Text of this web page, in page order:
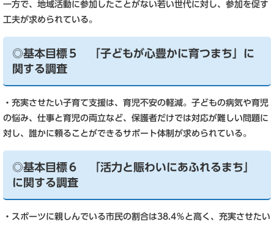
一方で、地域活動に参加したことがない若い世代に対し、参加を促す
工夫が求められている。
◎基本目標５ 「子どもが心豊かに育つまち」に
関する調査
・充実させたい子育て支援は、育児不安の軽減。子どもの病気や育児
の悩み、仕事と育児の両立など、保護者だけでは対応が難しい問題に
対し、誰かに頼ることができるサポート体制が求められている。
◎基本目標６ 「活力と賑わいにあふれるまち」
に関する調査
・スポーツに親しんでいる市民の割合は38.4％と高く、充実させたい